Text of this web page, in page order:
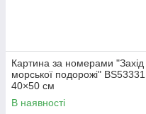
Картина за номерами "Захід
морської подорожі" BS53331
40×50 см
В наявності